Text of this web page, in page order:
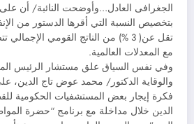
الجغرافى العادل…وأوضحت النائبة/ أن على
بتخصيص النسبة التي أقرها الدستور من
تقل عن( 3 %) من الناتج القومي
مع المعدلات العالمية.
وفي نفس السياق علق مستشار الرئيس
والوقاية الدكتور/ محمد عوض تاج الدين،
فكرة إيجار بعض المستشفيات الحكومية
الدين خلال مداخلة مع برنامج “حضرة